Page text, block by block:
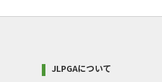
JLPGAについて